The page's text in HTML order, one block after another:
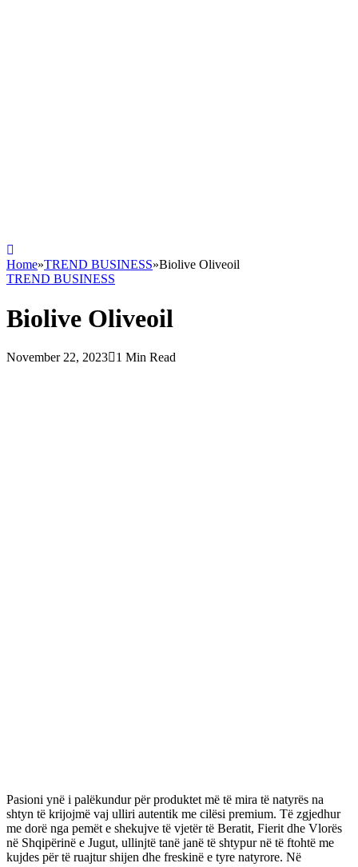
Home»TREND BUSINESS»Biolive Oliveoil
TREND BUSINESS
Biolive Oliveoil
November 22, 2023 1 Min Read
Pasioni ynë i palëkundur për produktet më të mira të natyrës na
shtyn të krijojmë vaj ulliri autentik me cilësi premium. Të zgjedhur
me dorë nga pemët e shekujve të vjetër të Beratit, Fierit dhe Vlorës
në Shqipërinë e Jugut, ullinjtë tanë janë të shtypur në të ftohtë me
kujdes për të ruajtur shijen dhe freskinë e tyre natyrore. Në